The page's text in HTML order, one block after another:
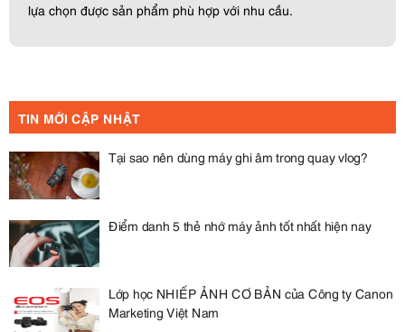
lựa chọn được sản phẩm phù hợp với nhu cầu.
TIN MỚI CẬP NHẬT
Tại sao nên dùng máy ghi âm trong quay vlog?
Điểm danh 5 thẻ nhớ máy ảnh tốt nhất hiện nay
Lớp học NHIẾP ẢNH CƠ BẢN của Công ty Canon
Marketing Việt Nam